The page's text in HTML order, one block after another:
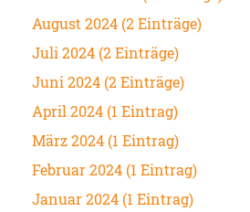
August 2024 (2 Einträge)
Juli 2024 (2 Einträge)
Juni 2024 (2 Einträge)
April 2024 (1 Eintrag)
März 2024 (1 Eintrag)
Februar 2024 (1 Eintrag)
Januar 2024 (1 Eintrag)